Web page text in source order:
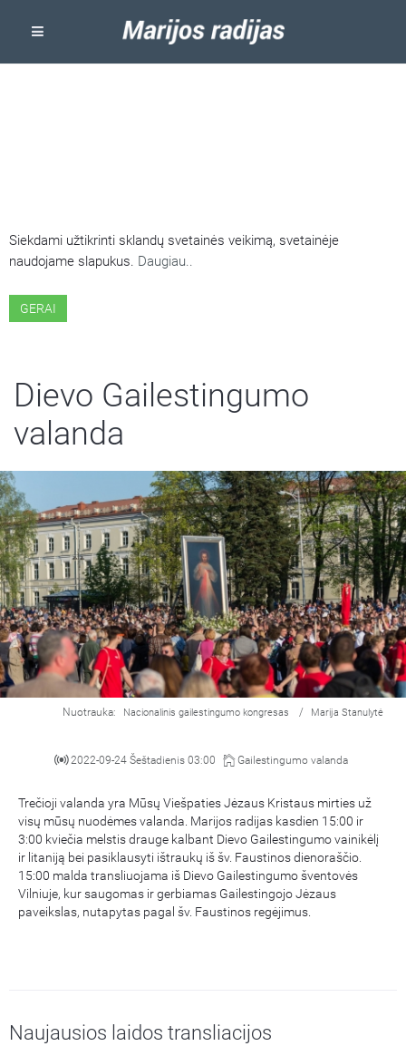
Siekdami užtikrinti sklandų svetainės veikimą, svetainėje
naudojame slapukus. Daugiau..
GERAI
Dievo Gailestingumo
valanda
Nuotrauka: Nacionalinis gailestingumo kongresas / Marija Stanulytė
2022-09-24 Šeštadienis 03:00 Gailestingumo valanda
Trečioji valanda yra Mūsų Viešpaties Jėzaus Kristaus mirties už
visų mūsų nuodėmes valanda. Marijos radijas kasdien 15:00 ir
3:00 kviečia melstis drauge kalbant Dievo Gailestingumo vainikėlį
ir litaniją bei pasiklausyti ištraukų iš šv. Faustinos dienoraščio.
15:00 malda transliuojama iš Dievo Gailestingumo šventovės
Vilniuje, kur saugomas ir gerbiamas Gailestingojo Jėzaus
paveikslas, nutapytas pagal šv. Faustinos regėjimus.
Naujausios laidos transliacijos